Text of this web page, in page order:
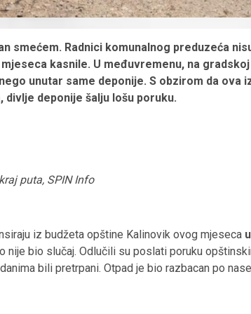
smećem. Radnici komunalnog preduzeća
kasnile. U međuvremenu, na
unutar same deponije. S obzirom da ova
deponije šalju lošu poruku.
puta, SPIN Info
iz budžeta opštine Kalinovik ovog mjeseca
nije bio slučaj. Odlučili su poslati poruku
bili pretrpani. Otpad je bio razbacan po